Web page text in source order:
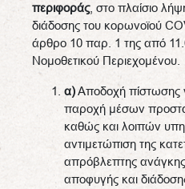
περιφοράς, στο πλαίσιο
διάδοσης του κορωνοϊού
άρθρο 10 παρ. 1 της από
Νομοθετικού Περιεχομένου.
α)Αποδοχή πίστωσης
παροχή μέσων
καθώς και λοιπών
αντιμετώπιση της
απρόβλεπτης
αποφυγής και